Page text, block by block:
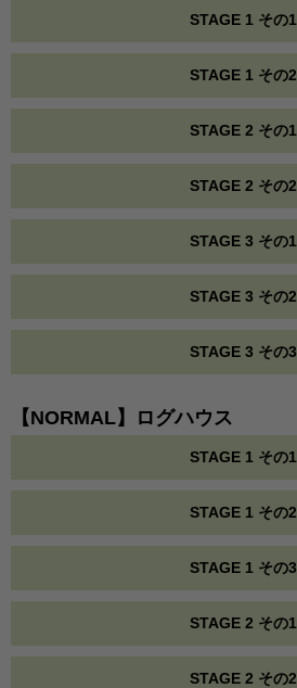
STAGE 1 その1
STAGE 1 その2
STAGE 2 その1
STAGE 2 その2
STAGE 3 その1
STAGE 3 その2
STAGE 3 その3
【NORMAL】ログハウス
STAGE 1 その1
STAGE 1 その2
STAGE 1 その3
STAGE 2 その1
STAGE 2 その2